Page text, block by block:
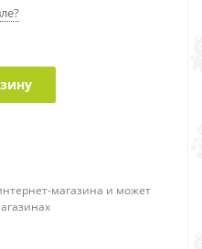
магазина и может